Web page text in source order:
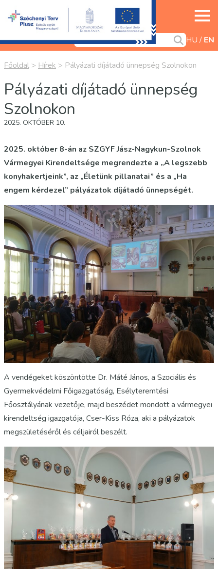
HU EN
Főoldal > Hírek > Pályázati díjátadó ünnepség Szolnokon
Pályázati díjátadó ünnepség
Szolnokon
2025. OKTÓBER 10.
2025. október 8-án az SZGYF Jász-Nagykun-Szolnok
Vármegyei Kirendeltsége megrendezte a „A legszebb
konyhakertjeink”, az „Életünk pillanatai” és a „Ha
engem kérdezel” pályázatok díjátadó ünnepségét.
A vendégeket köszöntötte Dr. Máté János, a Szociális és
Gyermekvédelmi Főigazgatóság, Esélyteremtési
Főosztályának vezetője, majd beszédet mondott a vármegyei
kirendeltség igazgatója, Cser-Kiss Róza, aki a pályázatok
megszületéséről és céljairól beszélt.